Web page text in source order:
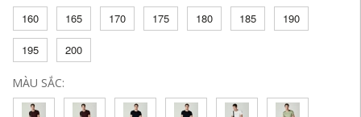
160
165 170 175 180 185 190
195 200
MÀU SẮC: